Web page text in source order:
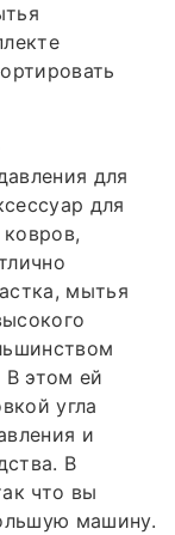
для
для
мытья
В этом ей
угла
и
В
что вы
машину.